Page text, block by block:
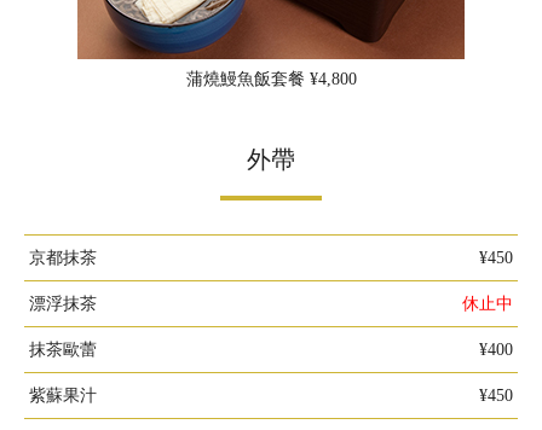
蒲燒鰻魚飯套餐 ¥4,800
外帶
京都抹茶 ¥450
漂浮抹茶 休止中
抹茶歐蕾 ¥400
紫蘇果汁 ¥450